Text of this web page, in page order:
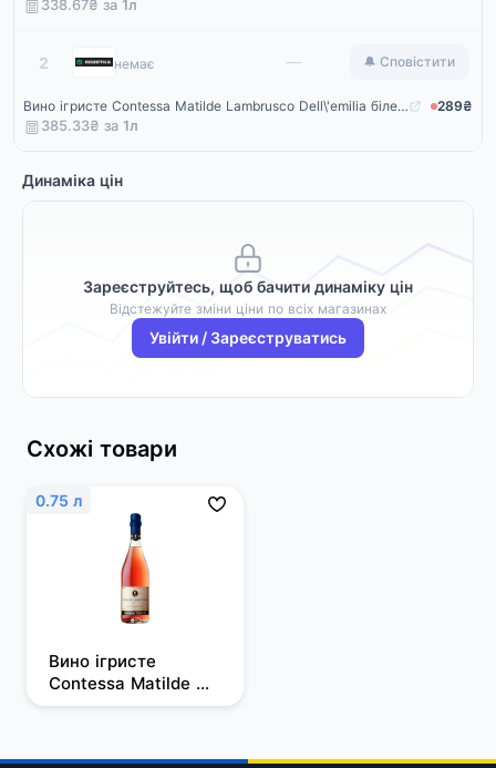
338.67₴ за 1л
2 Rozetka
немає — 🔔 Сповістити
Вино ігристе Contessa Matilde Lambrusco Dell\'emilia біле напіволодке 0.75 л 8% (8019153801053)
289₴
385.33₴ за 1л
Динаміка цін
Зареєструйтесь, щоб бачити динаміку цін
Відстежуйте зміни ціни по всіх магазинах
Увійти / Зареєструватись
Схожі товари
0.75 л
Вино ігристе
Contessa Matilde
Lambrusco